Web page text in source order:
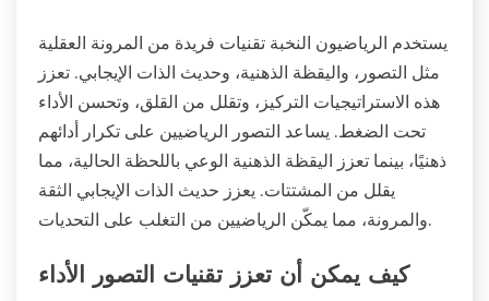
يستخدم الرياضيون النخبة تقنيات فريدة من المرونة العقلية
مثل التصور، واليقظة الذهنية، وحديث الذات الإيجابي. تعزز
هذه الاستراتيجيات التركيز، وتقلل من القلق، وتحسن الأداء
تحت الضغط. يساعد التصور الرياضيين على تكرار أدائهم
ذهنيًا، بينما تعزز اليقظة الذهنية الوعي باللحظة الحالية، مما
يقلل من المشتتات. يعزز حديث الذات الإيجابي الثقة
والمرونة، مما يمكّن الرياضيين من التغلب على التحديات.
كيف يمكن أن تعزز تقنيات التصور الأداء